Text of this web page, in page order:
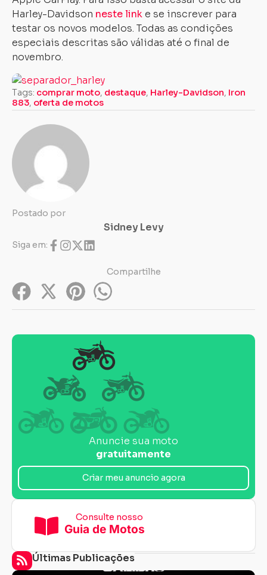
Harley-Davidson neste linke se inscrever para
testar os novos modelos. Todas as condições
especiais descritas são válidas até o final de
novembro.
Tags: comprar moto, destaque, Harley-Davidson, Iron
883, oferta de motos
Postado por
Sidney Levy
Siga em:
Compartilhe
Anuncie sua moto
gratuitamente
Criar meu anuncio agora
Consulte nosso
Guia de Motos
Últimas Publicações